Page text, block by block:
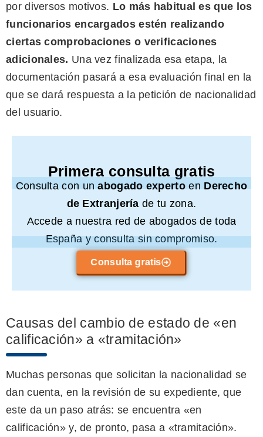
por diversos motivos. Lo más habitual es que los
funcionarios encargados estén realizando
ciertas comprobaciones o verificaciones
adicionales. Una vez finalizada esa etapa, la
documentación pasará a esa evaluación final en la
que se dará respuesta a la petición de nacionalidad
del usuario.
Primera consulta gratis
Consulta con unabogado expertoen Derecho
de Extranjeríade tu zona.
Accede a nuestra red de abogados de toda
España y consulta sin compromiso.
Consulta gratis
Causas del cambio de estado de «en
calificación» a «tramitación»
Muchas personas que solicitan la nacionalidad se
dan cuenta, en la revisión de su expediente, que
este da un paso atrás: se encuentra «en
calificación» y, de pronto, pasa a «tramitación».